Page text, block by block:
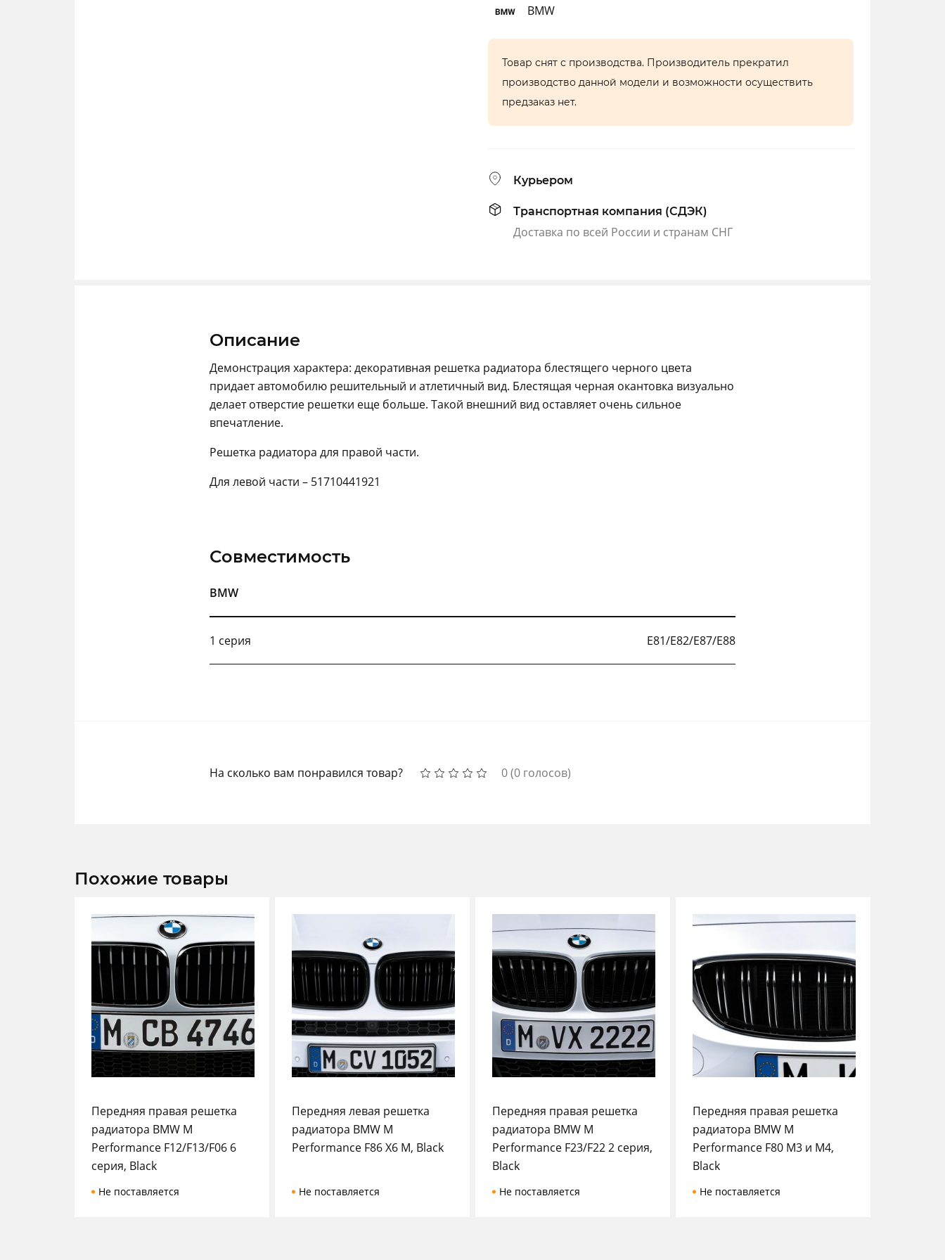
BMW
Товар снят с производства. Производитель прекратил
производство данной модели и возможности осуществить
предзаказ нет.
Курьером
Транспортная компания (СДЭК)
Доставка по всей России и странам СНГ
Описание
Демонстрация характера: декоративная решетка радиатора блестящего черного цвета
придает автомобилю решительный и атлетичный вид. Блестящая черная окантовка визуально
делает отверстие решетки еще больше. Такой внешний вид оставляет очень сильное
впечатление.
Решетка радиатора для правой части.
Для левой части – 51710441921
Совместимость
BMW
1 серия E81/E82/E87/E88
На сколько вам понравился товар? 0(0 голосов)
Похожие товары
Передняя правая решетка
радиатора BMW M
Performance F12/F13/F06 6
серия, Black
Не поставляется
Передняя левая решетка
радиатора BMW M
Performance F86 X6 M, Black
Не поставляется
Передняя правая решетка
радиатора BMW M
Performance F23/F22 2 серия,
Black
Не поставляется
Передняя правая решетка
радиатора BMW M
Performance F80 M3 и M4,
Black
Не поставляется